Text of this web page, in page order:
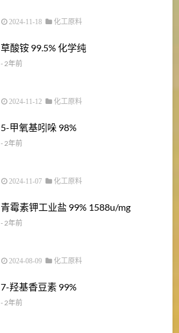
2024-11-18 化工原料
草酸铵 99.5% 化学纯
- 2年前
2024-11-12 化工原料
5-甲氧基吲哚 98%
- 2年前
2024-11-07 化工原料
青霉素钾工业盐 99% 1588u/mg
- 2年前
2024-08-09 化工原料
7-羟基香豆素 99%
- 2年前